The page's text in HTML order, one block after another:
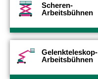
Scheren-
Arbeitsbühnen
Gelenkteleskop-
Arbeitsbühnen